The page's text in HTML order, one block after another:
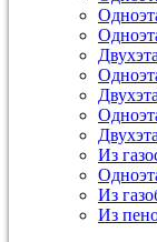
Из
Из
Из